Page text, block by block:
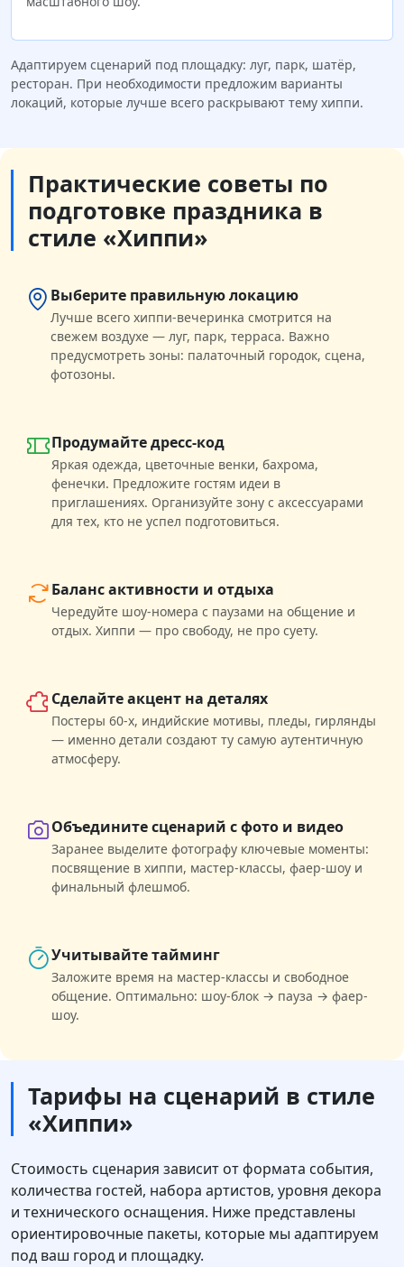
Адаптируем сценарий под площадку: луг, парк, шатёр,
ресторан. При необходимости предложим варианты
локаций, которые лучше всего раскрывают тему хиппи.
Практические советы по
подготовке праздника в
стиле «Хиппи»
Выберите правильную локацию
Лучше всего хиппи-вечеринка смотрится на
свежем воздухе — луг, парк, терраса. Важно
предусмотреть зоны: палаточный городок, сцена,
фотозоны.
Продумайте дресс-код
Яркая одежда, цветочные венки, бахрома,
фенечки. Предложите гостям идеи в
приглашениях. Организуйте зону с аксессуарами
для тех, кто не успел подготовиться.
Баланс активности и отдыха
Чередуйте шоу-номера с паузами на общение и
отдых. Хиппи — про свободу, не про суету.
Сделайте акцент на деталях
Постеры 60-х, индийские мотивы, пледы, гирлянды
— именно детали создают ту самую аутентичную
атмосферу.
Объедините сценарий с фото и видео
Заранее выделите фотографу ключевые моменты:
посвящение в хиппи, мастер-классы, фаер-шоу и
финальный флешмоб.
Учитывайте тайминг
Заложите время на мастер-классы и свободное
общение. Оптимально: шоу-блок → пауза → фаер-
шоу.
Тарифы на сценарий в стиле
«Хиппи»
Стоимость сценария зависит от формата события,
количества гостей, набора артистов, уровня декора
и технического оснащения. Ниже представлены
ориентировочные пакеты, которые мы адаптируем
под ваш город и площадку.